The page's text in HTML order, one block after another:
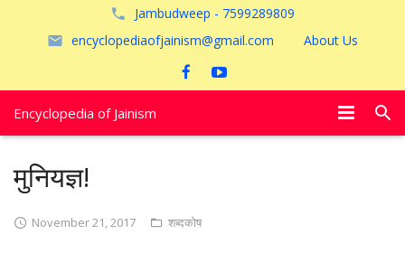
Jambudweep - 7599289809
encyclopediaofjainism@gmail.com
About Us
Encyclopedia of Jainism
पूजायें
मुनियज्ञ!
November 21, 2017 शब्दकोष